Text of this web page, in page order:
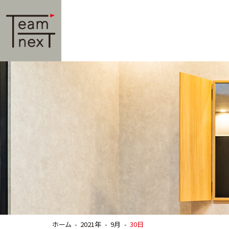
ホーム 2021年 9月 30日